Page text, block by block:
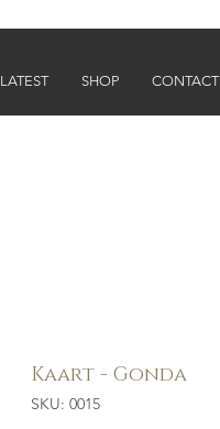
LATEST SHOP CONTACT
Kaart - Gonda
SKU: 0015